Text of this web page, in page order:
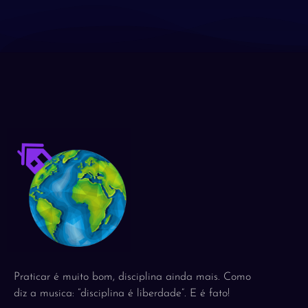
Praticar é muito bom, disciplina ainda mais. Como
diz a musica: “disciplina é liberdade”. E é fato!